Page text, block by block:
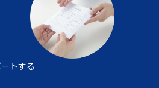
トする